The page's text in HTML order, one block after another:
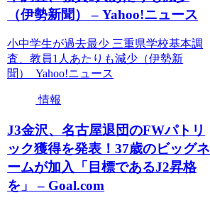
（伊勢新聞） – Yahoo!ニュース
小中学生が過去最少 三重県学校基本調
査、教員1人あたりも減少（伊勢新
聞） Yahoo!ニュース
情報
J3金沢、名古屋退団のFWパトリ
ック獲得を発表！37歳のビッグネ
ームが加入「目標であるJ2昇格
を」 – Goal.com